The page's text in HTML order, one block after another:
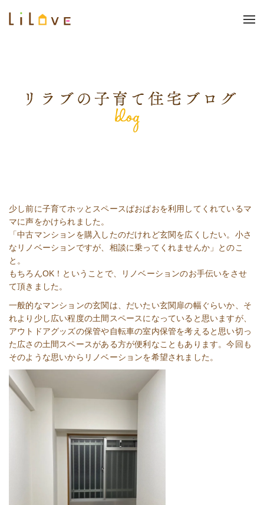
少し前に子育てホッとスペースぱおぱおを利用してくれているマ
マに声をかけられました。
「中古マンションを購入したのだけれど玄関を広くしたい。小さ
なリノベーションですが、相談に乗ってくれませんか」とのこ
と。
もちろんOK！ということで、リノベーションのお手伝いをさせ
て頂きました。
一般的なマンションの玄関は、だいたい玄関扉の幅ぐらいか、そ
れより少し広い程度の土間スペースになっていると思いますが、
アウトドアグッズの保管や自転車の室内保管を考えると思い切っ
た広さの土間スペースがある方が便利なこともあります。今回も
そのような思いからリノベーションを希望されました。